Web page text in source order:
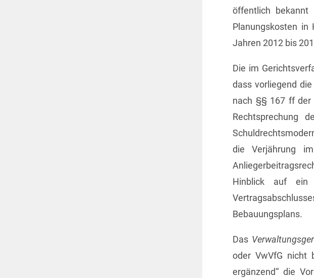
öffentlich
Planungskosten in
Jahren 2012 bis
Die im
dass vorliegend
nach §§ 167 ff der
Rechtsprechung
die Verjährung
Hinblick auf ein
Bebauungsplans.
Das
oder VwVfG nicht
ergänzend“ die